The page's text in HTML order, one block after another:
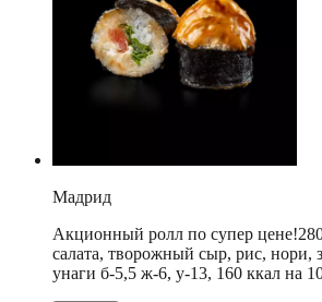
Мадрид
Акционный ролл по супер
салата, творожный сыр, рис, нори,
унаги б-5,5 ж-6, у-13, 160 ккал на